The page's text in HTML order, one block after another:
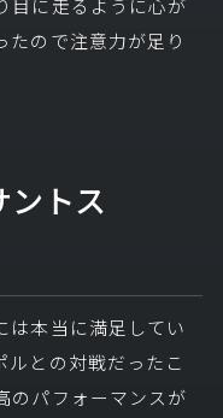
目に走るように心が
たので注意力が足り
ントス
は本当に満足してい
ルとの対戦だったこ
のパフォーマンスが